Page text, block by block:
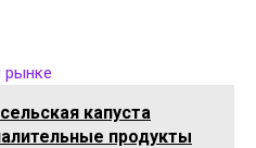
рынке
капуста
продукты